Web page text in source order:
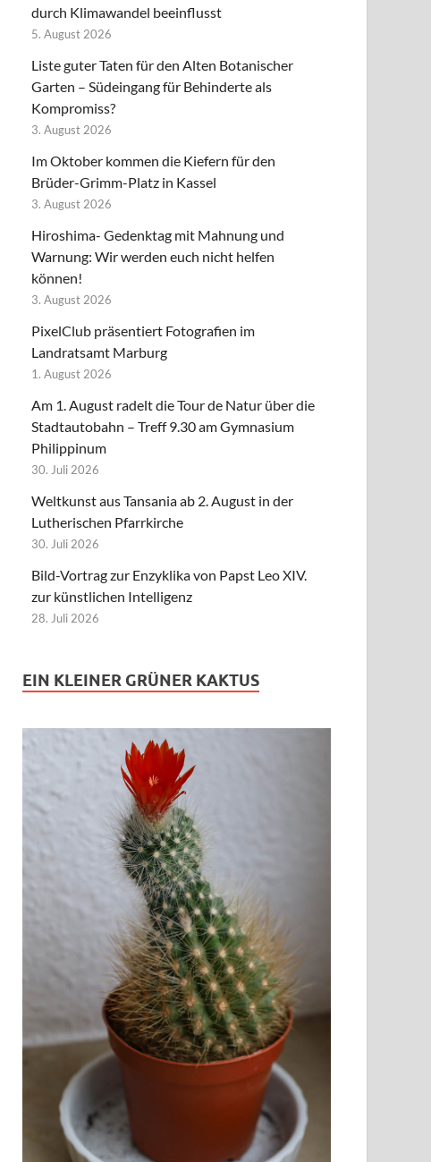
durch Klimawandel beeinflusst
5. August 2026
Liste guter Taten für den Alten Botanischer
Garten – Südeingang für Behinderte als
Kompromiss?
3. August 2026
Im Oktober kommen die Kiefern für den
Brüder-Grimm-Platz in Kassel
3. August 2026
Hiroshima- Gedenktag mit Mahnung und
Warnung: Wir werden euch nicht helfen
können!
3. August 2026
PixelClub präsentiert Fotografien im
Landratsamt Marburg
1. August 2026
Am 1. August radelt die Tour de Natur über die
Stadtautobahn – Treff 9.30 am Gymnasium
Philippinum
30. Juli 2026
Weltkunst aus Tansania ab 2. August in der
Lutherischen Pfarrkirche
30. Juli 2026
Bild-Vortrag zur Enzyklika von Papst Leo XIV.
zur künstlichen Intelligenz
28. Juli 2026
EIN KLEINER GRÜNER KAKTUS